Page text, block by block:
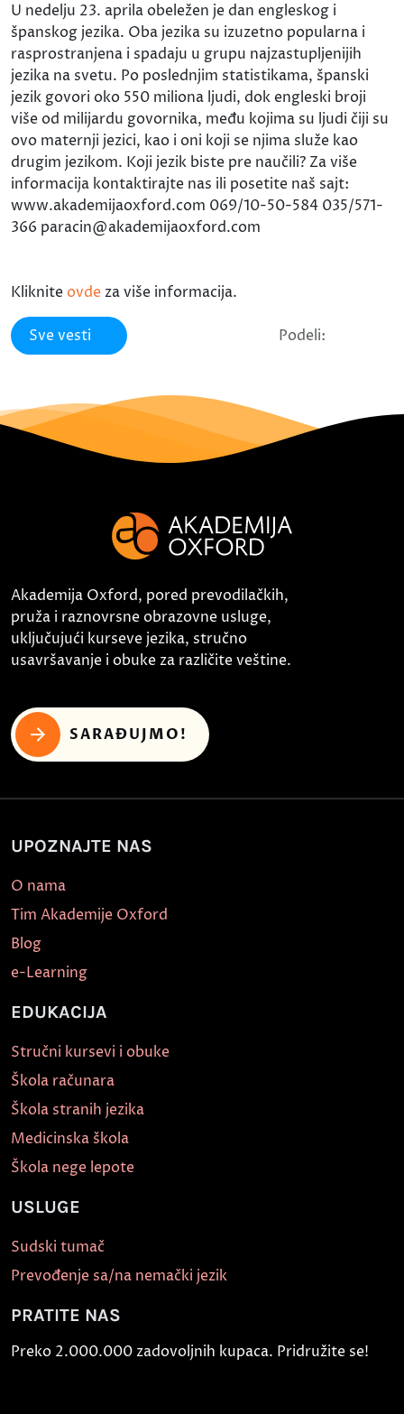
U nedelju 23. aprila obeležen je dan engleskog i
španskog jezika. Oba jezika su izuzetno popularna i
rasprostranjena i spadaju u grupu najzastupljenijih
jezika na svetu. Po poslednjim statistikama, španski
jezik govori oko 550 miliona ljudi, dok engleski broji
više od milijardu govornika, među kojima su ljudi čiji su
ovo maternji jezici, kao i oni koji se njima služe kao
drugim jezikom. Koji jezik biste pre naučili? Za više
informacija kontaktirajte nas ili posetite naš sajt:
www.akademijaoxford.com 069/10-50-584 035/571-
366 paracin@akademijaoxford.com
Kliknite ovde za više informacija.
Sve vesti Podeli:
Akademija Oxford, pored prevodilačkih,
pruža i raznovrsne obrazovne usluge,
uključujući kurseve jezika, stručno
usavršavanje i obuke za različite veštine.
SARAĐUJMO!
UPOZNAJTE NAS
O nama
Tim Akademije Oxford
Blog
e-Learning
EDUKACIJA
Stručni kursevi i obuke
Škola računara
Škola stranih jezika
Medicinska škola
Škola nege lepote
USLUGE
Sudski tumač
Prevođenje sa/na nemački jezik
PRATITE NAS
Preko 2.000.000 zadovoljnih kupaca. Pridružite se!